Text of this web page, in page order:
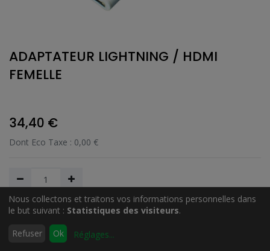
Rechercher
ADAPTATEUR LIGHTNING / HDMI
FEMELLE
34,40 €
Dont Eco Taxe : 0,00 €
Ajouter au Panier
Nous collectons et traitons vos informations personnelles dans
le but suivant : Statistiques des visiteurs.
Refuser Ok Réglages...